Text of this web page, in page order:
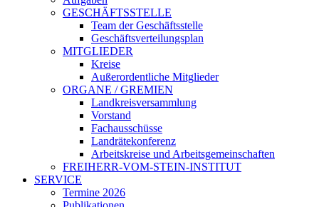
GESCHÄFTSSTELLE
Team der Geschäftsstelle
Geschäftsverteilungsplan
MITGLIEDER
Kreise
Außerordentliche Mitglieder
ORGANE / GREMIEN
Landkreisversammlung
Vorstand
Fachausschüsse
Landrätekonferenz
Arbeitskreise und Arbeitsgemeinschaften
FREIHERR-VOM-STEIN-INSTITUT
SERVICE
Termine 2026